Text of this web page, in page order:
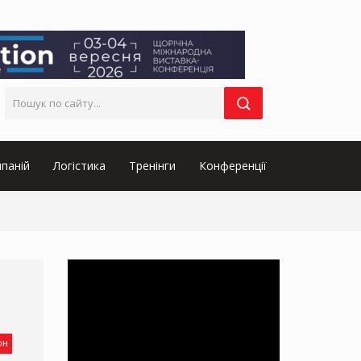
Логістика Тренінги Конференції